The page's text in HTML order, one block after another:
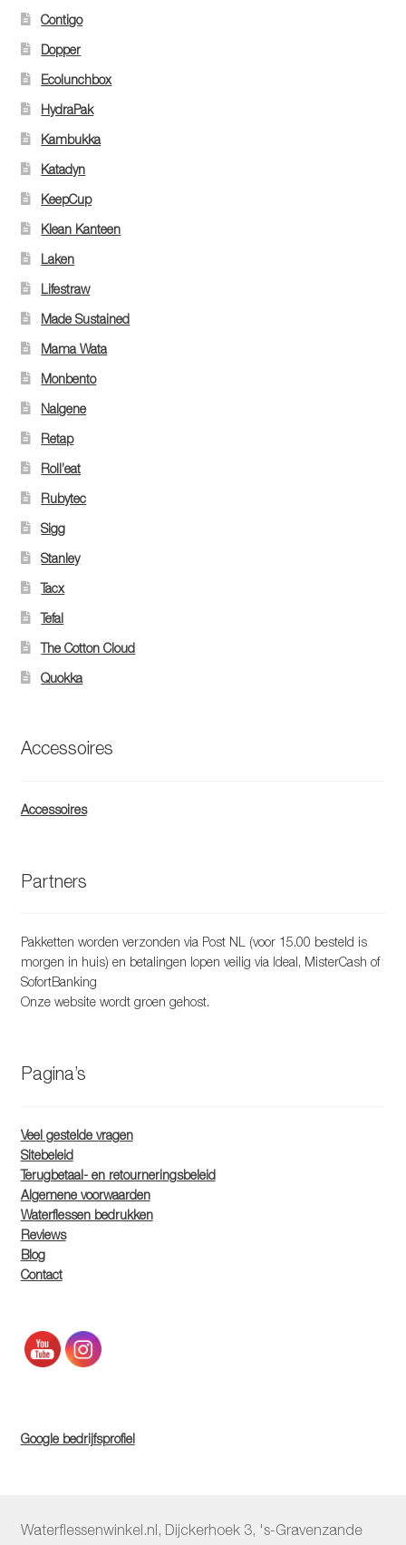
Contigo
Dopper
Ecolunchbox
HydraPak
Kambukka
Katadyn
KeepCup
Klean Kanteen
Laken
Lifestraw
Made Sustained
Mama Wata
Monbento
Nalgene
Retap
Roll’eat
Rubytec
Sigg
Stanley
Tacx
Tefal
The Cotton Cloud
Quokka
Accessoires
Accessoires
Partners
Pakketten worden verzonden via Post NL (voor 15.00 besteld is
morgen in huis) en betalingen lopen veilig via Ideal, MisterCash of
SofortBanking
Onze website wordt groen gehost.
Pagina’s
Veel gestelde vragen
Sitebeleid
Terugbetaal- en retourneringsbeleid
Algemene voorwaarden
Waterflessen bedrukken
Reviews
Blog
Contact
Google bedrijfsprofiel
Waterflessenwinkel.nl, Dijckerhoek 3, 's-Gravenzande